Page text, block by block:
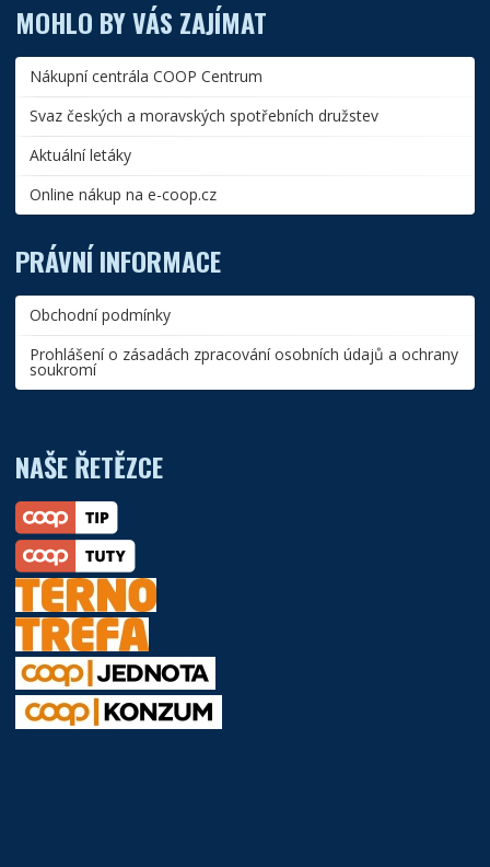
MOHLO BY VÁS ZAJÍMAT
Nákupní centrála COOP Centrum
Svaz českých a moravských spotřebních družstev
Aktuální letáky
Online nákup na e-coop.cz
PRÁVNÍ INFORMACE
Obchodní podmínky
Prohlášení o zásadách zpracování osobních údajů a ochrany
soukromí
NAŠE ŘETĚZCE